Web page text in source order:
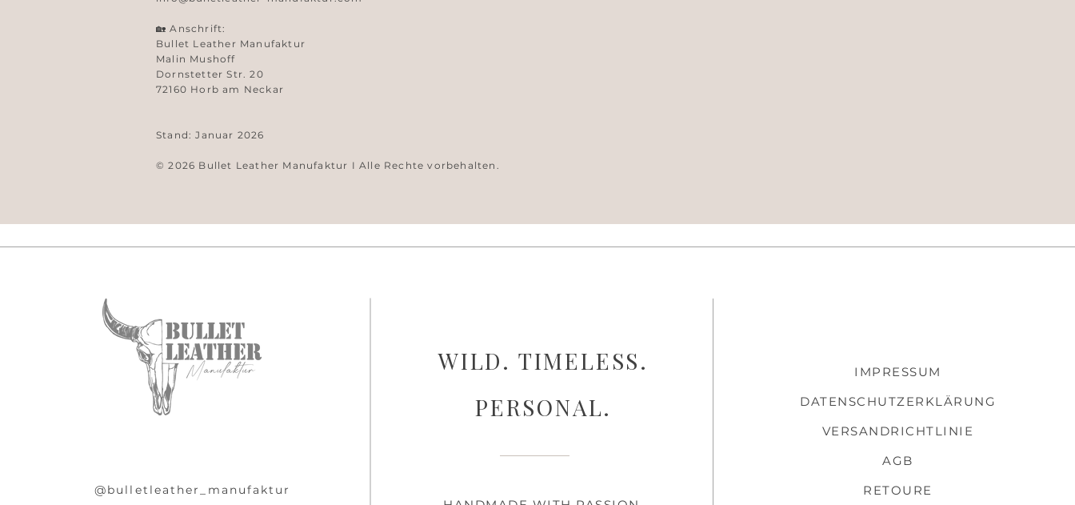
🏡 Anschrift:
Bullet Leather Manufaktur
Malin Mushoff
Dornstetter Str. 20
72160 Horb am Neckar
Stand: Januar 2026
© 2026 Bullet Leather Manufaktur I Alle Rechte vorbehalten.
@bulletleather_manufaktur
WILD. TIMELESS.
PERSONAL.
IMPRESSUM
DATENSCHUTZERKLÄRUNG
VERSANDRICHTLINIE
AGB
RETOURE